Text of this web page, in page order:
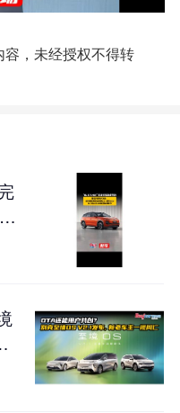
容，未经授权不得转